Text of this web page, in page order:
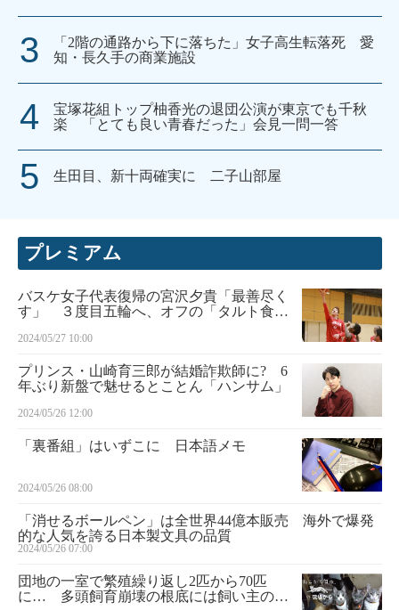
「2階の通路から下に落ちた」女子高生転落死 愛
知・長久手の商業施設
宝塚花組トップ柚香光の退団公演が東京でも千秋
楽 「とても良い青春だった」会見一問一答
生田目、新十両確実に 二子山部屋
プレミアム
バスケ女子代表復帰の宮沢夕貴「最善尽く
す」 ３度目五輪へ、オフの「タルト食べ
2024/05/27 10:00
プリンス・山崎育三郎が結婚詐欺師に? 6
年ぶり新盤で魅せるとことん「ハンサム」
2024/05/26 12:00
「裏番組」はいずこに 日本語メモ
2024/05/26 08:00
「消せるボールペン」は全世界44億本販売 海外で爆発
的な人気を誇る日本製文具の品質
2024/05/26 07:00
団地の一室で繁殖繰り返し2匹から70匹
に… 多頭飼育崩壊の根底には飼い主の困